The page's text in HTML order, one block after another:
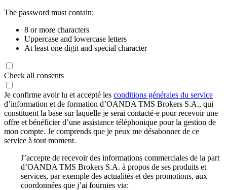
The password must contain:
8 or more characters
Uppercase and lowercase letters
At least one digit and special character
Check all consents
Je confirme avoir lu et accepté les conditions générales du service
d’information et de formation d’OANDA TMS Brokers S.A., qui
constituent la base sur laquelle je serai contacté·e pour recevoir une
offre et bénéficier d’une assistance téléphonique pour la gestion de
mon compte. Je comprends que je peux me désabonner de ce
service à tout moment.
J’accepte de recevoir des informations commerciales de la part
d’OANDA TMS Brokers S.A. à propos de ses produits et
services, par exemple des actualités et des promotions, aux
coordonnées que j’ai fournies via: